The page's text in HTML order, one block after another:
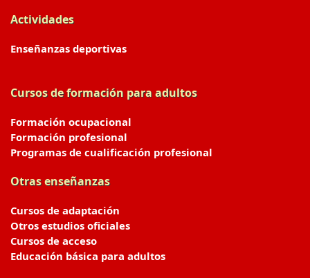
Actividades
Enseñanzas deportivas
Cursos de formación para adultos
Formación ocupacional
Formación profesional
Programas de cualificación profesional
Otras enseñanzas
Cursos de adaptación
Otros estudios oficiales
Cursos de acceso
Educación básica para adultos